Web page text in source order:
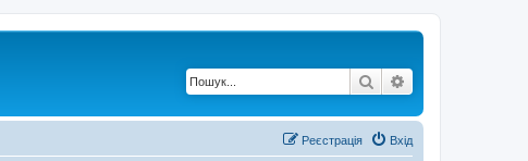
Пошук
Вхід
Реєстрація